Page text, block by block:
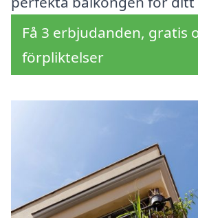
Få 3 erbjudanden, gratis
förpliktelser